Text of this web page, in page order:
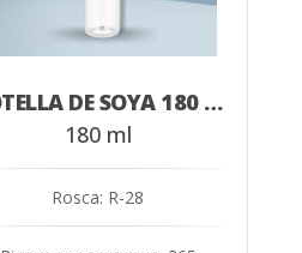
BOTELLA DE SOYA 180 ML
180 ml
Rosca: R-28